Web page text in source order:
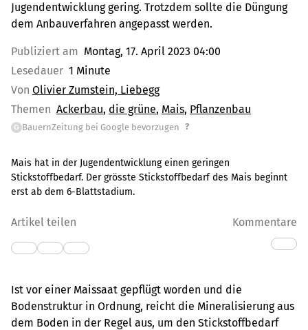
Jugendentwicklung gering. Trotzdem sollte die Düngung
dem Anbauverfahren angepasst werden.
Publiziert am Montag, 17. April 2023 04:00
Lesedauer 1 Minute
Von Olivier Zumstein, Liebegg
Themen Ackerbau die grüne Mais Pflanzenbau
G BauernZeitung bei Google bevorzugen ?
Mais hat in der Jugendentwicklung einen geringen
Stickstoffbedarf. Der grösste Stickstoffbedarf des Mais beginnt
erst ab dem 6-Blattstadium.
Artikel teilen Kommentare
Ist vor einer Maissaat gepflügt worden und die
Bodenstruktur in Ordnung, reicht die Mineralisierung aus
dem Boden in der Regel aus, um den Stickstoffbedarf